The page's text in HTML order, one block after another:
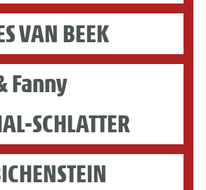
VAN BEEK
Fanny
SCHLATTER